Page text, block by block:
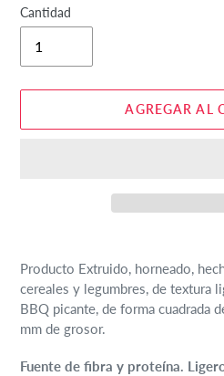
Cantidad
AGREGAR AL
el
producto
a
de
Producto Extruido, horneado,
cereales y legumbres, de textura
BBQ picante, de forma cuadrada
mm de grosor.
Fuente de fibra y proteína.